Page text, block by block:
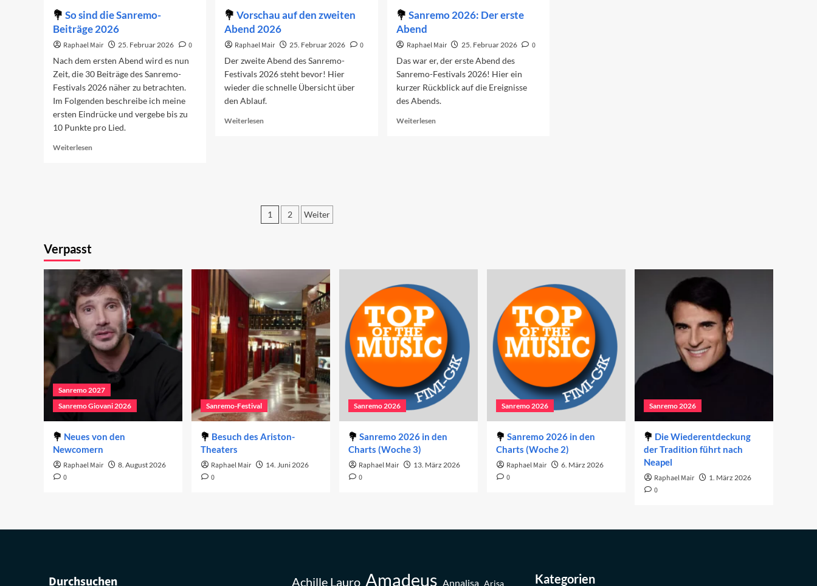
So sind die Sanremo-
Beiträge 2026
Raphael Mair 25. Februar 2026
0
Nach dem ersten Abend wird es nun
Zeit, die 30 Beiträge des Sanremo-
Festivals 2026 näher zu betrachten.
Im Folgenden beschreibe ich meine
ersten Eindrücke und vergebe bis zu
10 Punkte pro Lied.
Weiterlesen
Vorschau auf den zweiten
Abend 2026
Raphael Mair 25. Februar 2026
0
Der zweite Abend des Sanremo-
Festivals 2026 steht bevor! Hier
wieder die schnelle Übersicht über
den Ablauf.
Weiterlesen
2026
Sanremo 2026: Der erste
Abend
Raphael Mair 25. Februar 2026
0
Das war er, der erste Abend des
Sanremo-Festivals 2026! Hier ein
kurzer Rückblick auf die Ereignisse
des Abends.
WeiterlesenRead
Beiträge
1 2 Weiter
Verpasst
Sanremo 2027
Sanremo Giovani 2026
Neues von den
Newcomern
Raphael Mair 8. August 2026
0
Sanremo-Festival
Besuch des Ariston-
Theaters
Raphael Mair 14. Juni 2026
0
Sanremo 2026
Sanremo 2026 in den
Charts (Woche 3)
Raphael Mair 13. März 2026
0
Sanremo 2026
Sanremo 2026 in den
Charts (Woche 2)
Raphael Mair 6. März 2026
0
Sanremo 2026
Die Wiederentdeckung
der Tradition führt nach
Neapel
Raphael Mair 1. März 2026
0
Durchsuchen Achille Lauro Amadeus Annalisa Arisa Kategorien